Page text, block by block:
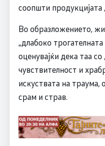
соопшти продукцијата
Во образложението,
„длабоко
оценувајќи дека таа
чувствителност и
искуствата на траума,
срам и страв.